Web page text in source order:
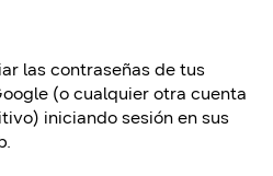
las contraseñas de tus
(o cualquier otra cuenta
iniciando sesión en sus